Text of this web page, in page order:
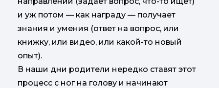
и уж потом — как награду — получает
знания и умения (ответ на вопрос, или
книжку, или видео, или какой-то новый
опыт).
В наши дни родители нередко ставят этот
процесс с ног на голову и начинают